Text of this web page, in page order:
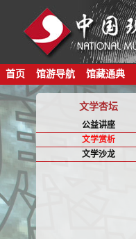
首页 馆游导航 馆藏通典
文学杏坛
公益讲座
文学赏析
文学沙龙